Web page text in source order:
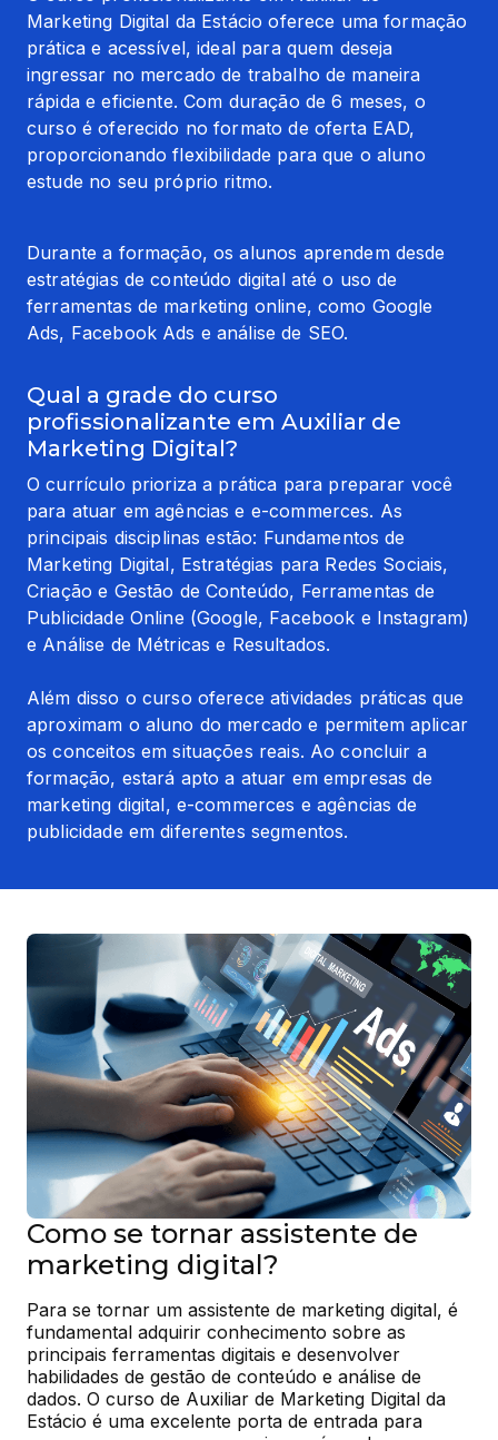
Marketing Digital da Estácio oferece uma formação
prática e acessível, ideal para quem deseja
ingressar no mercado de trabalho de maneira
rápida e eficiente. Com duração de 6 meses, o
curso é oferecido no formato de oferta EAD,
proporcionando flexibilidade para que o aluno
estude no seu próprio ritmo.
Durante a formação, os alunos aprendem desde
estratégias de conteúdo digital até o uso de
ferramentas de marketing online, como Google
Ads, Facebook Ads e análise de SEO.
Qual a grade do curso
profissionalizante em Auxiliar de
Marketing Digital?
O currículo prioriza a prática para preparar você
para atuar em agências e e-commerces. As
principais disciplinas estão: Fundamentos de
Marketing Digital, Estratégias para Redes Sociais,
Criação e Gestão de Conteúdo, Ferramentas de
Publicidade Online (Google, Facebook e Instagram)
e Análise de Métricas e Resultados.
Além disso o curso oferece atividades práticas que
aproximam o aluno do mercado e permitem aplicar
os conceitos em situações reais. Ao concluir a
formação, estará apto a atuar em empresas de
marketing digital, e-commerces e agências de
publicidade em diferentes segmentos.
Como se tornar assistente de
marketing digital?
Para se tornar um assistente de marketing digital, é
fundamental adquirir conhecimento sobre as
principais ferramentas digitais e desenvolver
habilidades de gestão de conteúdo e análise de
dados. O curso de Auxiliar de Marketing Digital da
Estácio é uma excelente porta de entrada para